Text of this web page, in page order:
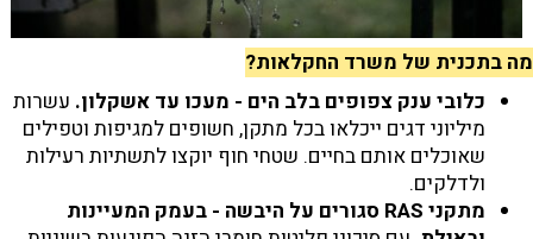
מה בתכנית של משרד החקלאות?
כלובי ענק צפופים בלב הים - מעכו עד אשקלון. עשרות
מיליוני דגים ייכלאו בכל מתקן, חשופים למגיפות וטפילים
שאוכלים אותם בחיים. שטחי חוף יוקצו לתשתיות רעילות
ולדלקים.
מתקני RAS סגורים על היבשה
- בעמק המעיינות